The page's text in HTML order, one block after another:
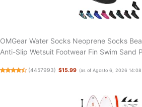
OMGear Water Socks Neoprene Socks
Anti-Slip Wetsuit Footwear Fin Swim Sand
(4457993) $15.99 (as of Agosto 6, 2026